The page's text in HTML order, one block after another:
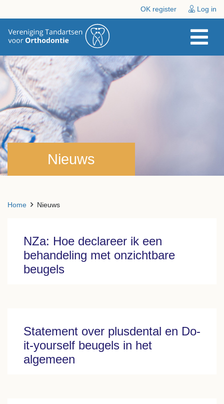
OK register Log in
Nieuws
Home Nieuws
NZa: Hoe declareer ik een
behandeling met onzichtbare
beugels
Statement over plusdental en Do-
it-yourself beugels in het
algemeen